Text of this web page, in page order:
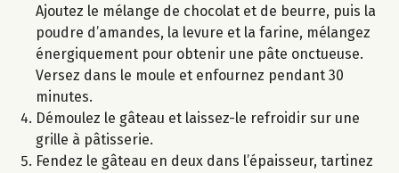
Ajoutez le mélange de chocolat et de beurre, puis la
poudre d’amandes, la levure et la farine, mélangez
énergiquement pour obtenir une pâte onctueuse.
Versez dans le moule et enfournez pendant 30
minutes.
Démoulez le gâteau et laissez-le refroidir sur une
grille à pâtisserie.
Fendez le gâteau en deux dans l’épaisseur, tartinez